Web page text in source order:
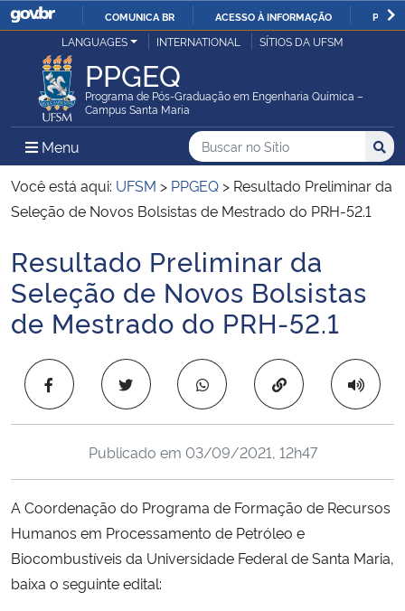
IR
O
COMUNICA BR ACESSO À INFORMAÇÃO
Ministério da Justiça e Segurança Pública
Ministério da Defesa
Ministério das Relações Exteriores
Ministério da Infraestrutura
Ministério da Agricultura, Pecuária e Abastecimento
Ministério da Educação
Ministério de Minas e Energia
Ministério da Ciência, Tecnologia, Inovações e Comunicações
LANGUAGES INTERNATIONAL SÍTIOS DA UFSM
PPGEQ
Programa de Pós-Graduação em Engenharia Química –
Campus Santa Maria
Menu Menu Principal do Sítio
Busca
Buscar no no Sítio
Busca:
Você está aqui: UFSM > PPGEQ > Resultado Preliminar da
Seleção de Novos Bolsistas de Mestrado do PRH-52.1
Início do conteúdo
Resultado Preliminar da
Seleção de Novos Bolsistas
de Mestrado do PRH-52.1
Copiar para área
Publicado em 03/09/2021, 12h47
A Coordenação do Programa de Formação de Recursos
Humanos em Processamento de Petróleo e
Biocombustíveis da Universidade Federal de Santa Maria,
baixa o seguinte edital: